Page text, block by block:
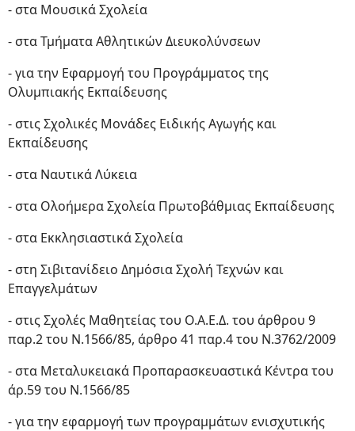
- στα Μουσικά Σχολεία
- στα Τμήματα Αθλητικών Διευκολύνσεων
- για την Εφαρμογή του Προγράμματος της
Ολυμπιακής Εκπαίδευσης
- στις Σχολικές Μονάδες Ειδικής Αγωγής και
Εκπαίδευσης
- στα Ναυτικά Λύκεια
- στα Ολοήμερα Σχολεία Πρωτοβάθμιας Εκπαίδευσης
- στα Εκκλησιαστικά Σχολεία
- στη Σιβιτανίδειο Δημόσια Σχολή Τεχνών και
Επαγγελμάτων
- στις Σχολές Μαθητείας του Ο.Α.Ε.Δ. του άρθρου 9
παρ.2 του Ν.1566/85, άρθρο 41 παρ.4 του Ν.3762/2009
- στα Μεταλυκειακά Προπαρασκευαστικά Κέντρα του
άρ.59 του Ν.1566/85
- για την εφαρμογή των προγραμμάτων ενισχυτικής